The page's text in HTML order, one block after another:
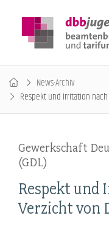
News-Archiv
Respekt und Irritation
Gewerkschaft
(GDL)
Respekt
Verzicht von